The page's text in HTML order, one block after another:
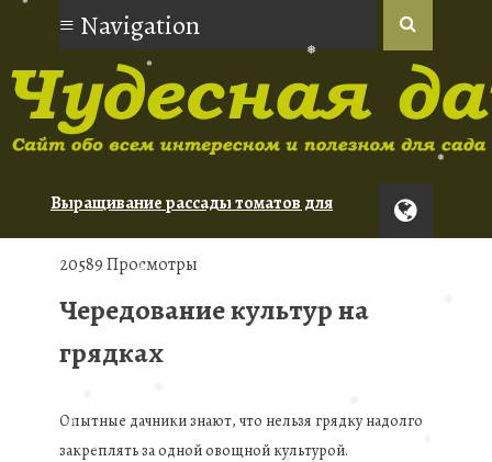
❅
❅
❅
❅
Выращивание рассады томатов для
Орхидеи: советы по уходу для
начинающих
Туя: сорта для живой изгороди
20589 Просмотры
Чередование культур на
грядках
Опытные дачники знают, что нельзя грядку надолго
закреплять за одной овощной культурой.